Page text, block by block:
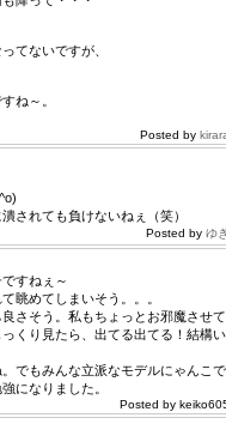
てないですが、
ね～。
Posted by
されても負けないねぇ（笑）
Posted by ゆ
すねぇ～
眺めてしまいそう。。。
さそう。私もちょっとお邪魔させ
くり見たら、出てる出てる！結構
でもみんな立派なモデルにゃんこ
になりました。
Posted by